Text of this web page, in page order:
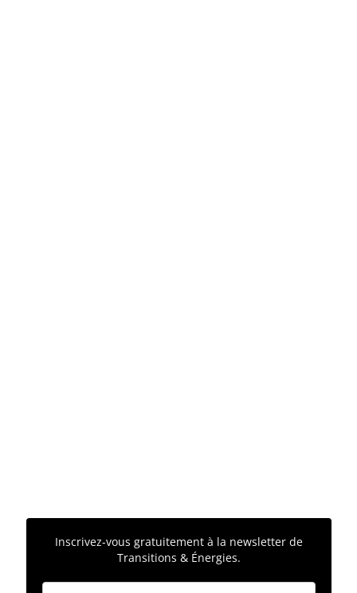
Inscrivez-vous gratuitement à la newsletter de
Transitions & Énergies.